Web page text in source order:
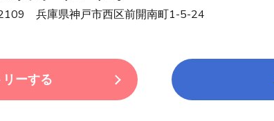
兵庫県神戸市西区前開南町1-5-24
ーする